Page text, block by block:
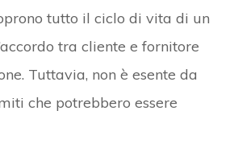
tutto il ciclo di vita di un
tra cliente e fornitore
Tuttavia, non è esente da
che potrebbero essere